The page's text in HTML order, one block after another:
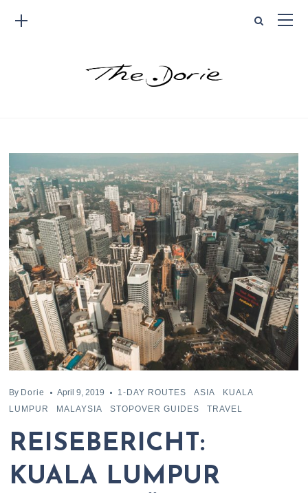
By Dorie April 9, 2019 1-DAY ROUTES ASIA
KUALA
LUMPUR
MALAYSIA STOPOVER GUIDES TRAVEL
REISEBERICHT:
KUALA LUMPUR